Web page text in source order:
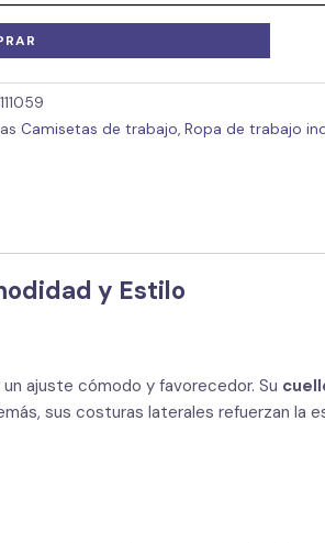
Camisetas de trabajo, Ropa de trabajo
y Estilo
ajuste cómodo y favorecedor. Su
sus costuras laterales refuerzan la